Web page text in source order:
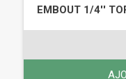
EMBOUT 1/4''